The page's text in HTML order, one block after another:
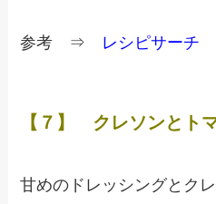
参考 ⇒ レシピサーチ
【７】 クレソンとト
甘めのドレッシングとク